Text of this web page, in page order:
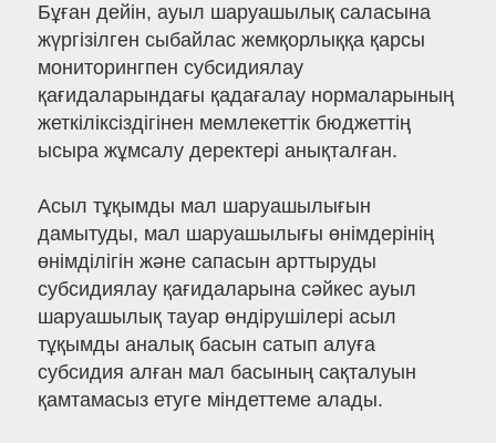
Бұған дейін, ауыл шаруашылық саласына
жүргізілген сыбайлас жемқорлыққа қарсы
мониторингпен субсидиялау
қағидаларындағы қадағалау нормаларының
жеткіліксіздігінен мемлекеттік бюджеттің
ысыра жұмсалу деректері анықталған.
Асыл тұқымды мал шаруашылығын
дамытуды, мал шаруашылығы өнімдерінің
өнімділігін және сапасын арттыруды
субсидиялау қағидаларына сәйкес ауыл
шаруашылық тауар өндірушілері асыл
тұқымды аналық басын сатып алуға
субсидия алған мал басының сақталуын
қамтамасыз етуге міндеттеме алады.